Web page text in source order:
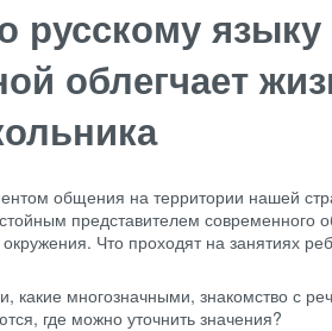
русскому языку
облегчает
общения на территории нашей
представителем современного
Что проходят на занятиях
какие многозначными, знакомство с
где можно уточнить значения?